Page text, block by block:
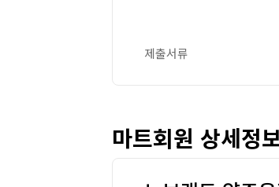
제출서류
마트회원 상세정